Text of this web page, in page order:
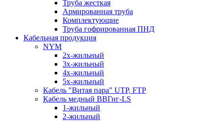
Труба жесткая
Армированная труба
Комплектующие
Труба гофрированная ПНД
Кабельная продукция
NYM
2х-жильный
3х-жильный
4х-жильный
5х-жильный
Кабель "Витая пара" UTP, FTP
Кабель медный ВВГнг-LS
1-жильный
2-жильный